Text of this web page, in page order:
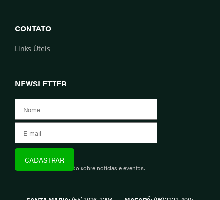
CONTATO
Links Úteis
NEWSLETTER
Assine e fique informado sobre notícias e eventos.